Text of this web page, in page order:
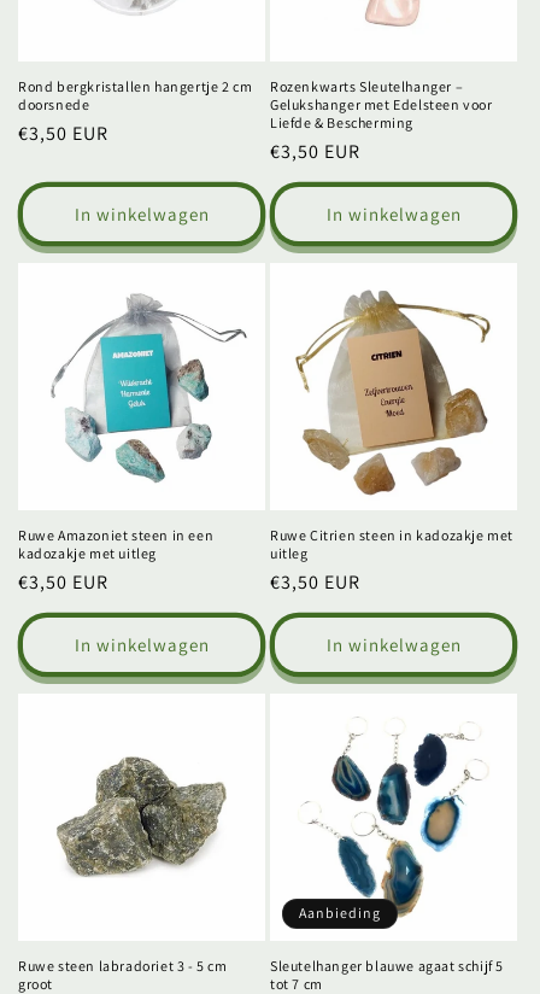
Rond bergkristallen hangertje 2 cm
doorsnede
Normale
€3,50 EUR
In winkelwagen
Rozenkwarts Sleutelhanger –
Gelukshanger met Edelsteen voor
Liefde & Bescherming
Normale
prijs
€3,50 EUR
In winkelwagen
Ruwe Amazoniet steen in een
kadozakje met uitleg
Normale
prijs
€3,50 EUR
In winkelwagen
Ruwe Citrien steen in kadozakje met
uitleg
Normale
prijs
€3,50 EUR
In winkelwagen
Ruwe steen labradoriet 3 - 5 cm
groot
Aanbieding
Sleutelhanger blauwe agaat schijf 5
tot 7 cm